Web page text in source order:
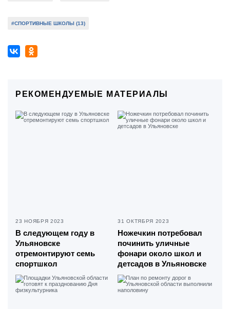
#СПОРТИВНЫЕ ШКОЛЫ (13)
РЕКОМЕНДУЕМЫЕ МАТЕРИАЛЫ
23 НОЯБРЯ 2023
В следующем году в
Ульяновске
отремонтируют семь
спортшкол
31 ОКТЯБРЯ 2023
Ножечкин потребовал
починить уличные
фонари около школ и
детсадов в Ульяновске